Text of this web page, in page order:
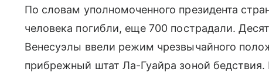
По словам уполномоченного президента
человека погибли, еще 700 пострадали.
Венесуэлы ввели режим чрезвычайного
прибрежный штат Ла-Гуайра зоной